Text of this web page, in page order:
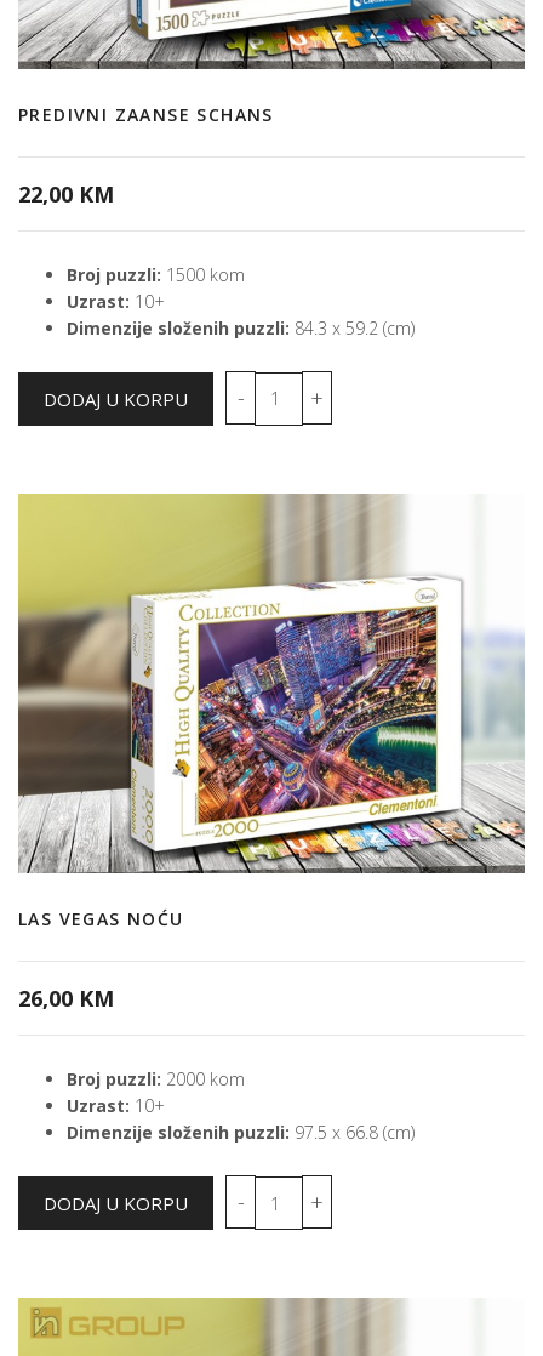
PREDIVNI ZAANSE SCHANS
22,00 KM
Broj puzzli: 1500 kom
Uzrast: 10+
Dimenzije složenih puzzli: 84.3 x 59.2 (cm)
LAS VEGAS NOĆU
26,00 KM
Broj puzzli: 2000 kom
Uzrast: 10+
Dimenzije složenih puzzli: 97.5 x 66.8 (cm)